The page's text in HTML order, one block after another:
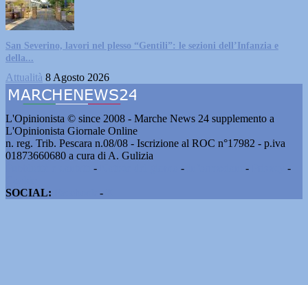
San Severino, lavori nel plesso “Gentili”: le sezioni dell’Infanzia e
della...
Attualità 8 Agosto 2026
L'Opinionista © since 2008 - Marche News 24 supplemento a
L'Opinionista Giornale Online
n. reg. Trib. Pescara n.08/08 - Iscrizione al ROC n°17982 - p.iva
01873660680 a cura di A. Gulizia
- - -
-
SOCIAL:
-